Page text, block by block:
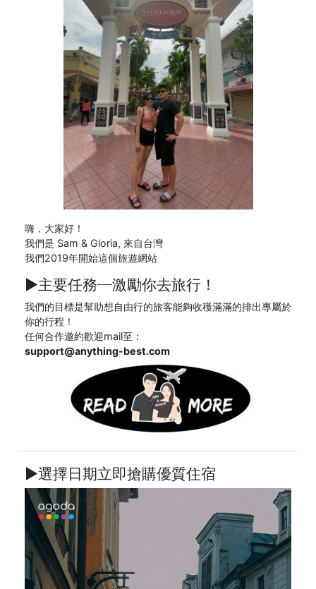
嗨，大家好！
我們是 Sam & Gloria, 來自台灣
我們2019年開始這個旅遊網站
►主要任務─激勵你去旅行！
我們的目標是幫助想自由行的旅客能夠收穫滿滿的排出專屬於
你的行程！
任何合作邀約歡迎mail至：
support@anything-best.com
►選擇日期立即搶購優質住宿